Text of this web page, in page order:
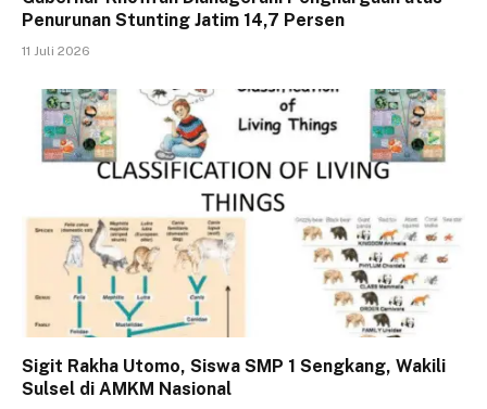
Penurunan Stunting Jatim 14,7 Persen
11 Juli 2026
Sigit Rakha Utomo, Siswa SMP 1 Sengkang, Wakili
Sulsel di AMKM Nasional